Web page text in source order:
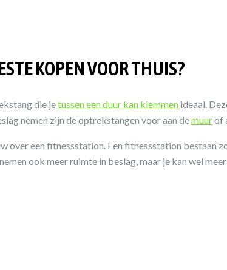
KOPEN VOOR THUIS?
die jetussen een duur kan klemmen ideaal.
nemen zijn de optrekstangen voor aan demuurof
over een fitnessstation. Een fitnessstation bestaan
ook meer ruimte in beslag, maar je kan wel